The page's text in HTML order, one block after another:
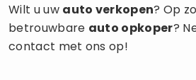
Wilt u uw auto verkopen? Op
betrouwbare auto opkoper?
contact met ons op!